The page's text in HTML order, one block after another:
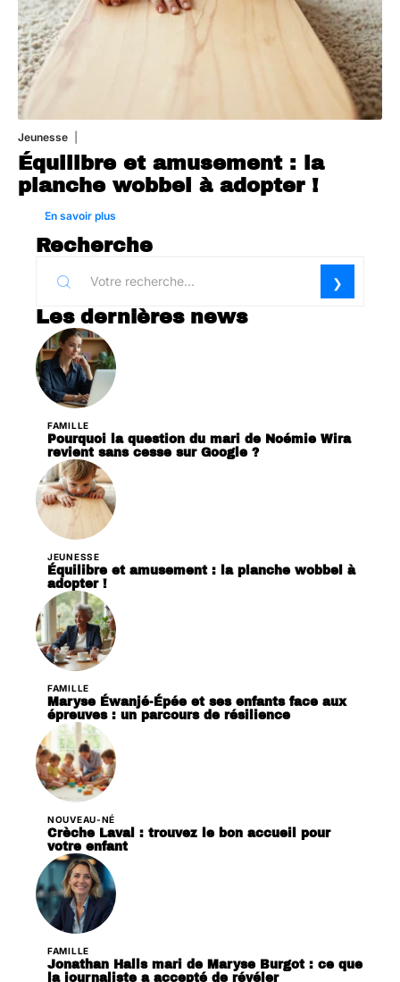
Jeunesse
Équilibre et amusement : la
planche wobbel à adopter !
En savoir plus
Recherche
Les dernières news
FAMILLE
Pourquoi la question du mari de Noémie Wira
revient sans cesse sur Google ?
JEUNESSE
Équilibre et amusement : la planche wobbel à
adopter !
FAMILLE
Maryse Éwanjé-Épée et ses enfants face aux
épreuves : un parcours de résilience
NOUVEAU-NÉ
Crèche Laval : trouvez le bon accueil pour
votre enfant
FAMILLE
Jonathan Halls mari de Maryse Burgot : ce que
la journaliste a accepté de révéler